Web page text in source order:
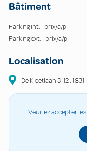
Bâtiment
Parking int. - prix/a/pl
Parking ext. - prix/a/pl
Localisation
De Kleetlaan3-12,1831
Veuillez accepter